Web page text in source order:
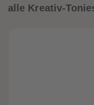
alle Kreativ-